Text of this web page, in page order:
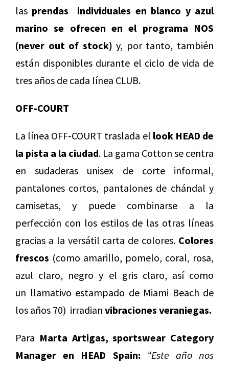
las prendas individuales en blanco y azul
marino se ofrecen en el programa NOS
(never out of stock) y, por tanto, también
están disponibles durante el ciclo de vida de
tres años de cada línea CLUB.
OFF-COURT
La línea OFF-COURT traslada el look HEAD de
la pista a la ciudad. La gama Cotton se centra
en sudaderas unisex de corte informal,
pantalones cortos, pantalones de chándal y
camisetas, y puede combinarse a la
perfección con los estilos de las otras líneas
gracias a la versátil carta de colores. Colores
frescos (como amarillo, pomelo, coral, rosa,
azul claro, negro y el gris claro, así como
un llamativo estampado de Miami Beach de
los años 70) irradian vibraciones veraniegas.
Para Marta Artigas, sportswear Category
Manager en HEAD Spain: “Este año nos